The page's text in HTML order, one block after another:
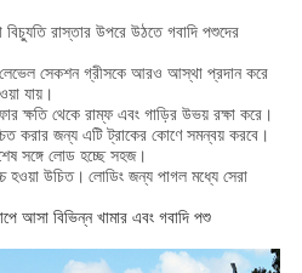
বিচ্যুতি রাস্তার উপরে উঠতে গবাদি পশুদের
লেভেল সেকশন গ্রীসকে আরও আস্থা প্রদান করে
যায়।
ক্ষতি থেকে রাম্ফ এবং গাড়ির উভয় রক্ষা করে।
করার জন্য এটি ট্রাকের কোণে সমন্বয় করবে।
সঙ্গে লোড হচ্ছে সহজ।
হওয়া উচিত। লোডিং জন্য পাগল মধ্যে সেরা
আসা বিভিন্ন খামার এবং গবাদি পশু